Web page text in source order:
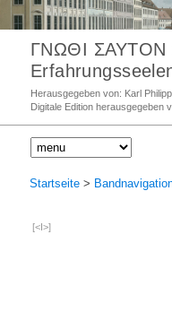
ΓΝΩΘΙ ΣΑΥΤΟΝ
Herausgegeben von: Karl
Digitale Edition herausgegeben
Startseite >
[<I>]